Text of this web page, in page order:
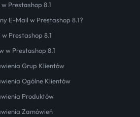
Prestashop 8.1
E-Mail w Prestashop 8.1?
Prestashop 8.1
w Prestashop 8.1
Grup Klientów
Ogólne Klientów
Produktów
Zamówień